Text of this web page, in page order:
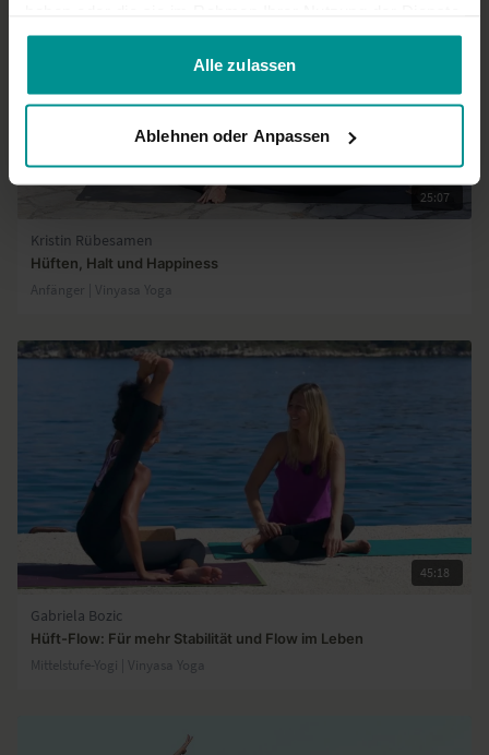
gesammelt haben.
Alle zulassen
Ablehnen oder Anpassen
25:07
Kristin Rübesamen
Hüften, Halt und Happiness
Anfänger | Vinyasa Yoga
45:18
Gabriela Bozic
Hüft-Flow: Für mehr Stabilität und Flow im Leben
Mittelstufe-Yogi | Vinyasa Yoga